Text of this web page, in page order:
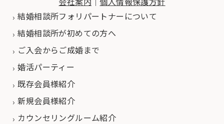
結婚相談所フォリパートナーについて
結婚相談所が初めての方へ
ご入会からご成婚まで
婚活パーティー
既存会員様紹介
新規会員様紹介
カウンセリングルーム紹介